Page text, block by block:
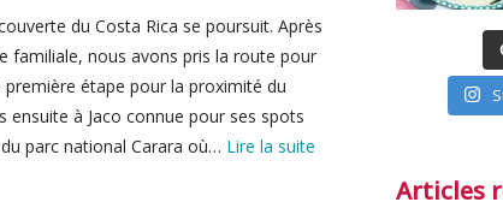
du Costa Rica se poursuit. Après
familiale, nous avons pris la route pour
étape pour la proximité du
à Jaco connue pour ses spots
parc national Carara où… Lire la suite
Articles